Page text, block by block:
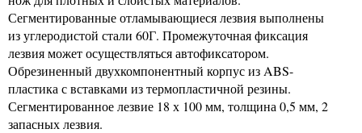
Сегментированные отламывающиеся лезвия выполнены
из углеродистой стали 60Г. Промежуточная фиксация
лезвия может осуществляться автофиксатором.
Обрезиненный двухкомпонентный корпус из ABS-
пластика с вставками из термопластичной резины.
Сегментированное лезвие 18 х 100 мм, толщина 0,5 мм, 2
запасных лезвия.